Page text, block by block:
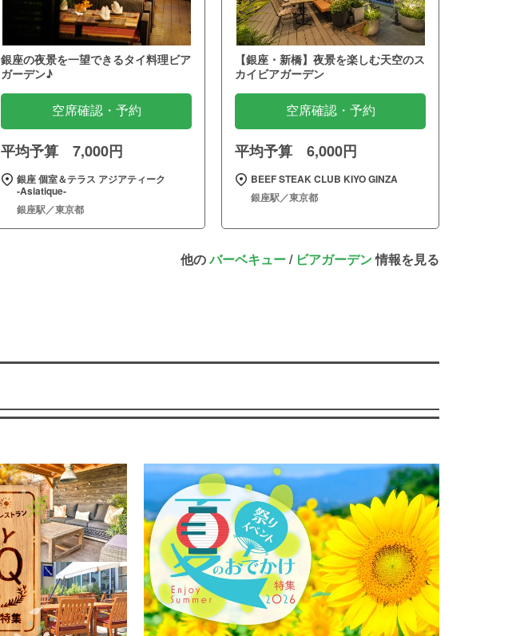
銀座の夜景を一望できるタイ料理ビア
ガーデン♪
空席確認・予約
平均予算 7,000円
銀座 個室＆テラス アジアティーク
‐Asiatique‐
銀座駅／東京都
【銀座・新橋】夜景を楽しむ天空のス
カイビアガーデン
空席確認・予約
平均予算 6,000円
BEEF STEAK CLUB KIYO GINZA
銀座駅／東京都
他のバーベキュー/ ビアガーデン情報を見る